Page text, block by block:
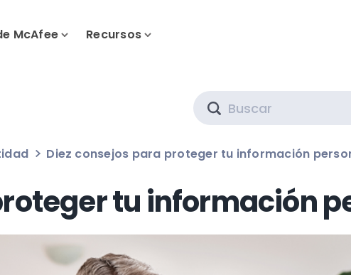
McAfee Recursos
Diez consejos para proteger tu información
tu información